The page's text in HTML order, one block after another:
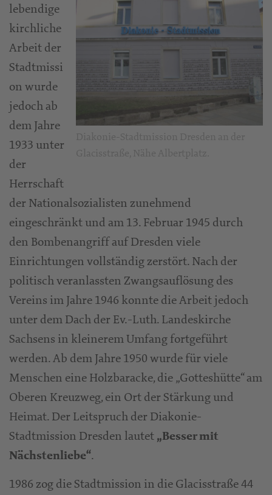
lebendige
kirchliche
Arbeit der
Stadtmissi
on wurde
jedoch ab
dem Jahre
1933 unter
der
Herrschaft
der Nationalsozialisten zunehmend
eingeschränkt und am 13. Februar 1945 durch
den Bombenangriff auf Dresden viele
Einrichtungen vollständig zerstört. Nach der
politisch veranlassten Zwangsauflösung des
Vereins im Jahre 1946 konnte die Arbeit jedoch
unter dem Dach der Ev.-Luth. Landeskirche
Sachsens in kleinerem Umfang fortgeführt
werden. Ab dem Jahre 1950 wurde für viele
Menschen eine Holzbaracke, die „Gotteshütte“ am
Oberen Kreuzweg, ein Ort der Stärkung und
Heimat. Der Leitspruch der Diakonie-
Stadtmission Dresden lautet„Besser mit
Nächstenliebe“.
1986 zog die Stadtmission in die Glacisstraße 44